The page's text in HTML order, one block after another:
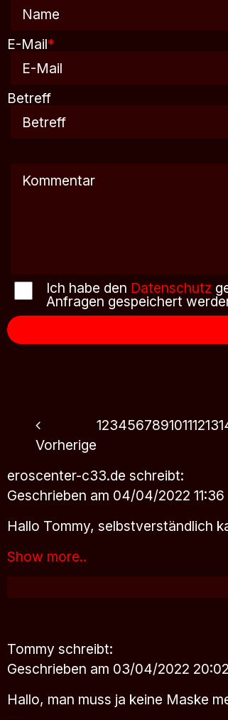
E-Mail*
Betreff
Ich habe den Datenschutz
Anfragen gespeichert
Vorherige
12345678910111213
eroscenter-c33.de schreibt:
Geschrieben am 04/04/2022 11:36
Hallo Tommy, selbstverständlich
Show more..
Tommy schreibt:
Geschrieben am 03/04/2022 20:02
Hallo, man muss ja keine Maske